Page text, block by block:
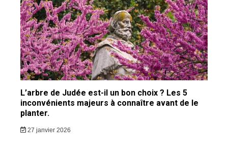
L’arbre de Judée est-il un bon choix ? Les 5
inconvénients majeurs à connaître avant de le
planter.
27 janvier 2026